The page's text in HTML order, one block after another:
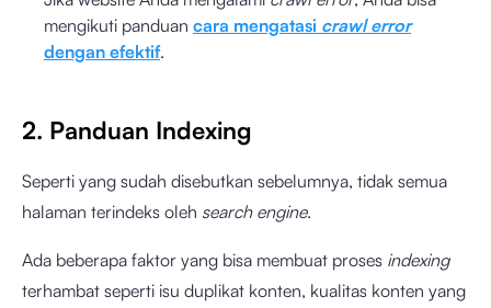
mengikuti panduan cara mengatasi crawl error
dengan efektif.
2. Panduan Indexing
Seperti yang sudah disebutkan sebelumnya, tidak semua
halaman terindeks oleh search engine.
Ada beberapa faktor yang bisa membuat proses indexing
terhambat seperti isu duplikat konten, kualitas konten yang